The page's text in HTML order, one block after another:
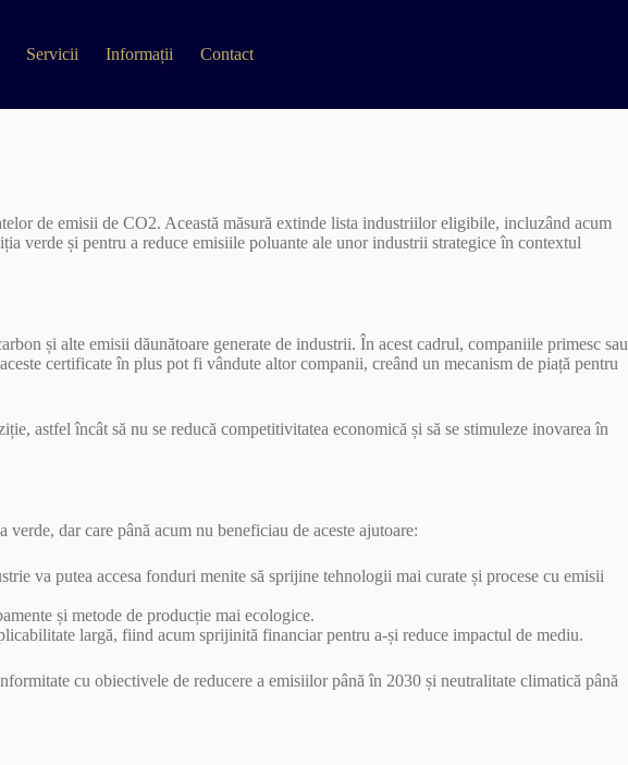
Servicii Informații Contact
de emisii de CO2. Această măsură extinde lista industriilor eligibile, incluzând acum
verde și pentru a reduce emisiile poluante ale unor industrii strategice în contextul
și alte emisii dăunătoare generate de industrii. În acest cadrul, companiile primesc sau
certificate în plus pot fi vândute altor companii, creând un mecanism de piață pentru
astfel încât să nu se reducă competitivitatea economică și să se stimuleze inovarea în
dar care până acum nu beneficiau de aceste ajutoare:
va putea accesa fonduri menite să sprijine tehnologii mai curate și procese cu emisii
și metode de producție mai ecologice.
largă, fiind acum sprijinită financiar pentru a-și reduce impactul de mediu.
cu obiectivele de reducere a emisiilor până în 2030 și neutralitate climatică până